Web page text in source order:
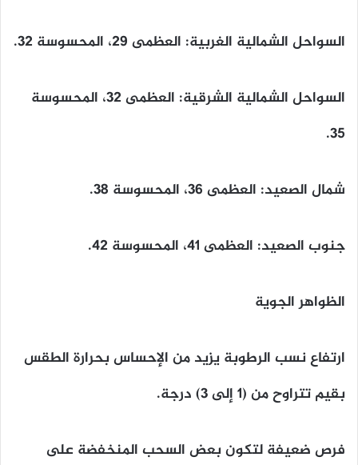
​السواحل الشمالية الغربية: العظمى 29، المحسوسة 32.
​السواحل الشمالية الشرقية: العظمى 32، المحسوسة
35.
​شمال الصعيد: العظمى 36، المحسوسة 38.
​جنوب الصعيد: العظمى 41، المحسوسة 42.
الظواهر الجوية
​ارتفاع نسب الرطوبة يزيد من الإحساس بحرارة الطقس
بقيم تتراوح من (1 إلى 3) درجة.
​فرص ضعيفة لتكون بعض السحب المنخفضة على